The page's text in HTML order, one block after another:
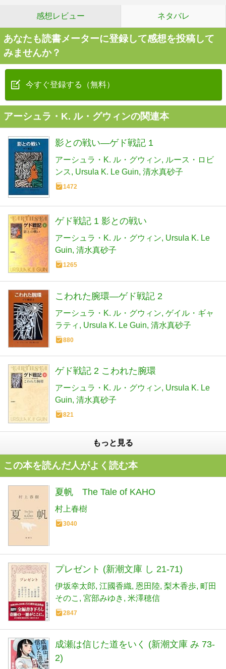
感想レビュー ネタバレ
あなたも読書メーターに登録して感想を投稿して
みませんか？
今すぐ登録する（無料）
アーシュラ・K. ル・グウィンの関連本
影との戦い―ゲド戦記 1
アーシュラ・K. ル・グウィン
ルース・ロビ
ンス
Ursula K. Le Guin 清水真砂子
1472
ゲド戦記 1 影との戦い
アーシュラ・K. ル・グウィン Ursula K. Le
Guin 清水真砂子
1265
こわれた腕環―ゲド戦記 2
アーシュラ・K. ル・グウィン ゲイル・ギャ
ラティ
Ursula K. Le Guin 清水真砂子
880
ゲド戦記 2 こわれた腕環
アーシュラ・K. ル・グウィン Ursula K. Le
Guin 清水真砂子
821
もっと見る
この本を読んだ人がよく読む本
夏帆 The Tale of KAHO
村上春樹
3040
プレゼント (新潮文庫 し 21-71)
伊坂幸太郎 江國香織 恩田陸 梨木香歩 町田
そのこ
宮部みゆき 米澤穂信
2847
成瀬は信じた道をいく (新潮文庫 み 73-
2)